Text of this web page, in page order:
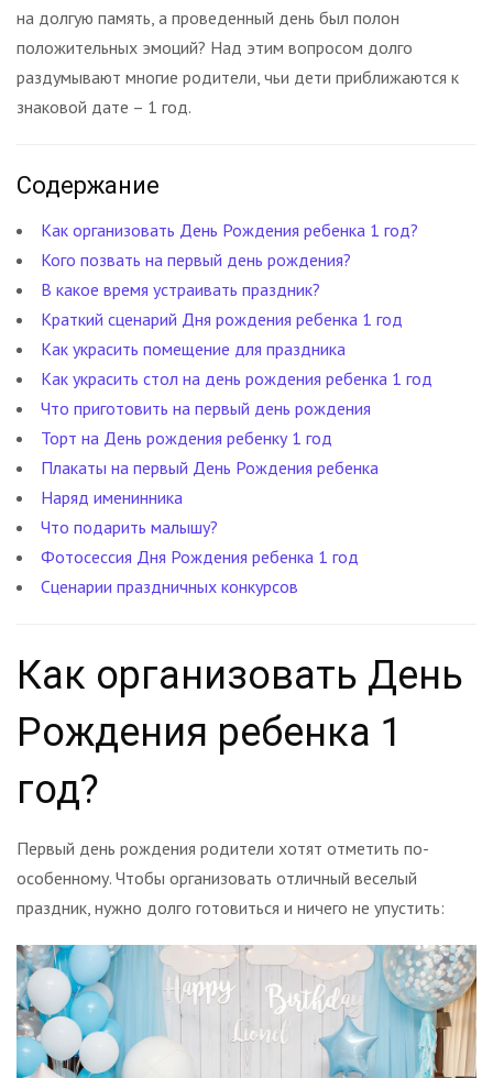
на долгую память, а проведенный день был полон
положительных эмоций? Над этим вопросом долго
раздумывают многие родители, чьи дети приближаются к
знаковой дате – 1 год.
Содержание
Как организовать День Рождения ребенка 1 год?
Кого позвать на первый день рождения?
В какое время устраивать праздник?
Краткий сценарий Дня рождения ребенка 1 год
Как украсить помещение для праздника
Как украсить стол на день рождения ребенка 1 год
Что приготовить на первый день рождения
Торт на День рождения ребенку 1 год
Плакаты на первый День Рождения ребенка
Наряд именинника
Что подарить малышу?
Фотосессия Дня Рождения ребенка 1 год
Сценарии праздничных конкурсов
Как организовать День
Рождения ребенка 1
год?
Первый день рождения родители хотят отметить по-
особенному. Чтобы организовать отличный веселый
праздник, нужно долго готовиться и ничего не упустить: